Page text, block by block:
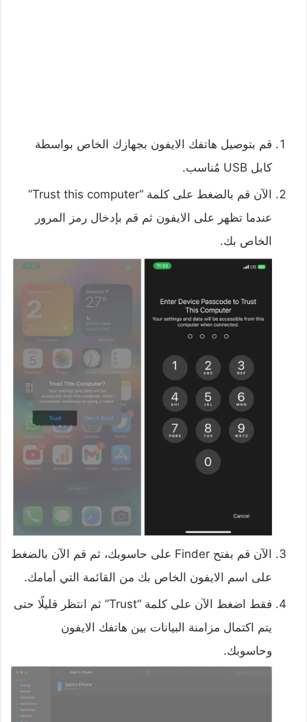
قم بتوصيل هاتفك الايفون بجهازك الخاص بواسطة
كابل USB مُناسب.
الآن قم بالضغط على كلمة “Trust this computer”
عندما تظهر على الايفون ثم قم بإدخال رمز المرور
الخاص بك.
الآن قم بفتح Finder على حاسوبك، ثم قم الآن بالضغط
على اسم الايفون الخاص بك من القائمة التي أمامك.
فقط اضغط الآن على كلمة “Trust” ثم انتظر قليلًا حتى
يتم اكتمال مزامنة البيانات بين هاتفك الايفون
وحاسوبك.